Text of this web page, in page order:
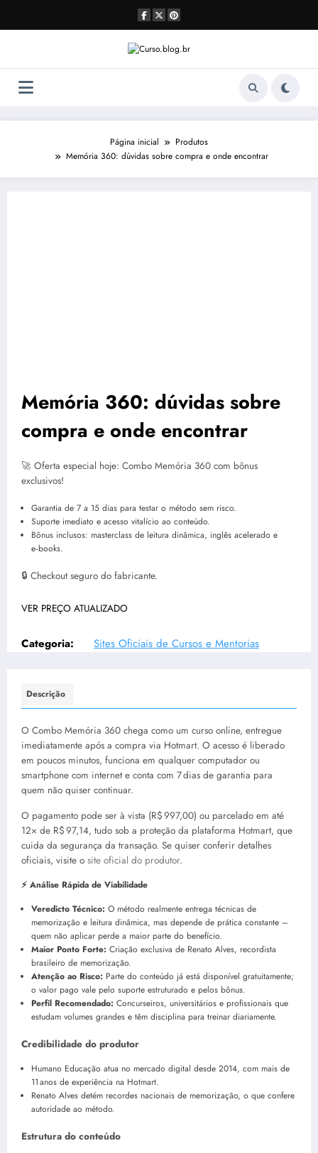
o
Página inicial
Produtos
Memória 360: dúvidas sobre compra e onde encontrar
Memória 360: dúvidas sobre
compra e onde encontrar
🚀 Oferta especial hoje: Combo Memória 360 com bônus
exclusivos!
Garantia de 7 a 15 dias para testar o método sem risco.
Suporte imediato e acesso vitalício ao conteúdo.
Bônus inclusos: masterclass de leitura dinâmica, inglês acelerado e
e‑books.
🔒 Checkout seguro do fabricante.
VER PREÇO ATUALIZADO
Categoria: Sites Oficiais de Cursos e Mentorias
Descrição
O Combo Memória 360 chega como um curso online, entregue
imediatamente após a compra via Hotmart. O acesso é liberado
em poucos minutos, funciona em qualquer computador ou
smartphone com internet e conta com 7 dias de garantia para
quem não quiser continuar.
O pagamento pode ser à vista (R$ 997,00) ou parcelado em até
12× de R$ 97,14, tudo sob a proteção da plataforma Hotmart, que
cuida da segurança da transação. Se quiser conferir detalhes
oficiais, visite o site oficial do produtor.
⚡ Análise Rápida de Viabilidade
Veredicto Técnico: O método realmente entrega técnicas de
memorização e leitura dinâmica, mas depende de prática constante –
quem não aplicar perde a maior parte do benefício.
Maior Ponto Forte: Criação exclusiva de Renato Alves, recordista
brasileiro de memorização.
Atenção ao Risco: Parte do conteúdo já está disponível gratuitamente;
o valor pago vale pelo suporte estruturado e pelos bônus.
Perfil Recomendado: Concurseiros, universitários e profissionais que
estudam volumes grandes e têm disciplina para treinar diariamente.
Credibilidade do produtor
Humano Educação atua no mercado digital desde 2014, com mais de
11 anos de experiência na Hotmart.
Renato Alves detém recordes nacionais de memorização, o que confere
autoridade ao método.
Estrutura do conteúdo